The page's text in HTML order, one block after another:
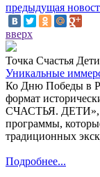
предыдущая
вверх
Точка Счастья Дети
Уникальные
Ко Дню Победы в
формат
СЧАСТЬЯ. ДЕТИ»,
программы,
традиционных
Подробнее...